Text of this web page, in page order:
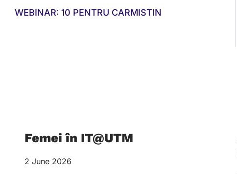
WEBINAR: 10 PENTRU CARMISTIN
Femei în IT@UTM
2 June 2026